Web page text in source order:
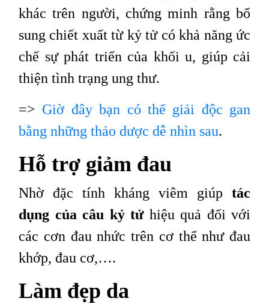
khác trên người, chứng minh rằng bổ
sung chiết xuất từ ​​kỷ tử có khả năng ức
chế sự phát triển của khối u, giúp cải
thiện tình trạng ung thư.
=> Giờ đây bạn có thể giải độc gan
bằng những thảo dược dễ nhìn sau.
Hỗ trợ giảm đau
Nhờ đặc tính kháng viêm giúp tác
dụng của câu kỷ tửhiệu quả đối với
các cơn đau nhức trên cơ thể như đau
khớp, đau cơ,….
Làm đẹp da